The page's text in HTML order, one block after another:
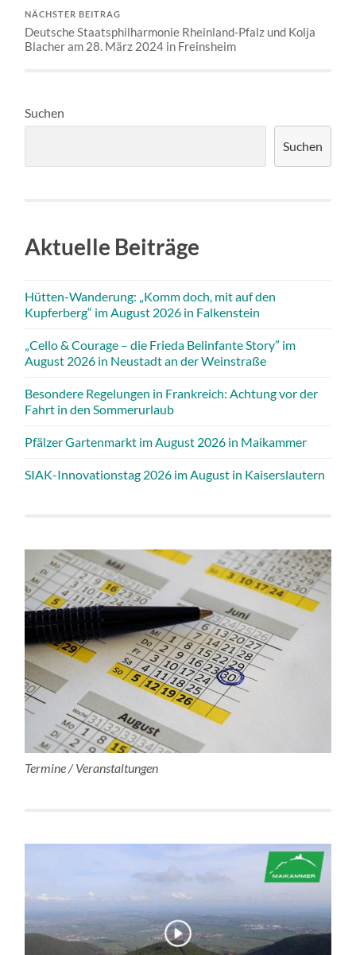
NÄCHSTER BEITRAG
Deutsche Staatsphilharmonie Rheinland-Pfalz und Kolja
Blacher am 28. März 2024 in Freinsheim
Suchen
Suchen
Aktuelle Beiträge
Hütten-Wanderung: „Komm doch, mit auf den
Kupferberg“ im August 2026 in Falkenstein
„Cello & Courage – die Frieda Belinfante Story” im
August 2026 in Neustadt an der Weinstraße
Besondere Regelungen in Frankreich: Achtung vor der
Fahrt in den Sommerurlaub
Pfälzer Gartenmarkt im August 2026 in Maikammer
SIAK-Innovationstag 2026 im August in Kaiserslautern
Termine / Veranstaltungen